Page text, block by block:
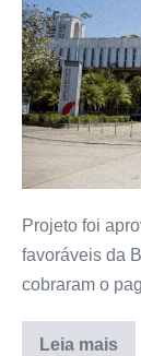
Projeto foi
favoráveis da
cobraram o
Leia mais